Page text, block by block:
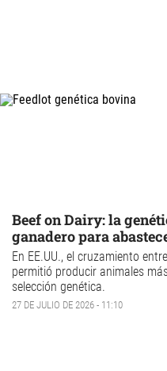
Beef on Dairy: la
ganadero para
En EE.UU., el cruzamiento
permitió producir animales
selección genética.
27 DE JULIO DE 2026 - 11:10